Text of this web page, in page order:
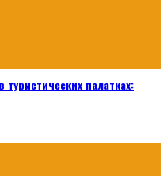
палатках: